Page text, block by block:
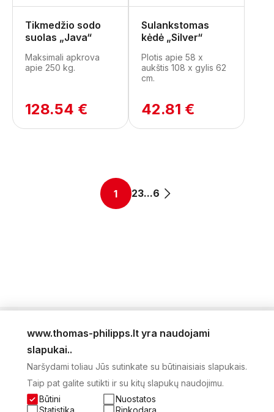
Tikmedžio sodo
suolas „Java“
Maksimali apkrova
apie 250 kg.
128.54 €
Sulankstomas
kėdė „Silver“
Plotis apie 58 x
aukštis 108 x gylis 62
cm.
42.81 €
1 23...6
NAUJIENLAIŠKIS
APIE MUS
KONTAKTAI
PRIVATUMO POLITIKA
www.thomas-philipps.lt yra naudojami
slapukai..
Naršydami toliau Jūs sutinkate su būtinaisiais slapukais.
Taip pat galite sutikti ir su kitų slapukų naudojimu.
Būtini
Nuostatos
Statistika
Rinkodara